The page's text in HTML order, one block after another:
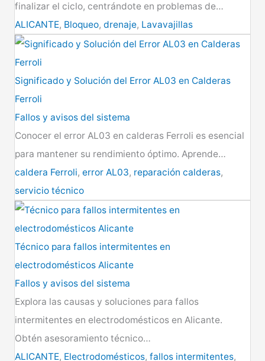
finalizar el ciclo, centrándote en problemas de…
ALICANTE, Bloqueo, drenaje, Lavavajillas
Significado y Solución del Error AL03 en Calderas
Ferroli
Fallos y avisos del sistema
Conocer el error AL03 en calderas Ferroli es esencial
para mantener su rendimiento óptimo. Aprende…
caldera Ferroli, error AL03, reparación calderas,
servicio técnico
Técnico para fallos intermitentes en
electrodomésticos Alicante
Fallos y avisos del sistema
Explora las causas y soluciones para fallos
intermitentes en electrodomésticos en Alicante.
Obtén asesoramiento técnico…
ALICANTE, Electrodomésticos, fallos intermitentes,